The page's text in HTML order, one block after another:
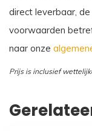
direct leverbaar,
voorwaarden
naar onze
Prijs is inclusief